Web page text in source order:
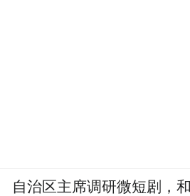
自治区主席调研微短剧，和